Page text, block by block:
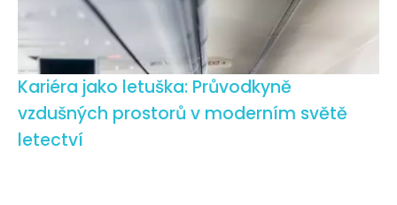
Kariéra jako letuška: Průvodkyně
vzdušných prostorů v moderním světě
letectví